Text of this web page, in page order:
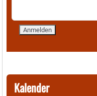
Kalender